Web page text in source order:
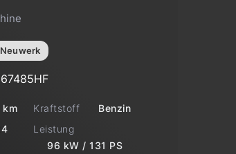
67485HF
km Kraftstoff Benzin
Leistung
96 kW / 131 PS